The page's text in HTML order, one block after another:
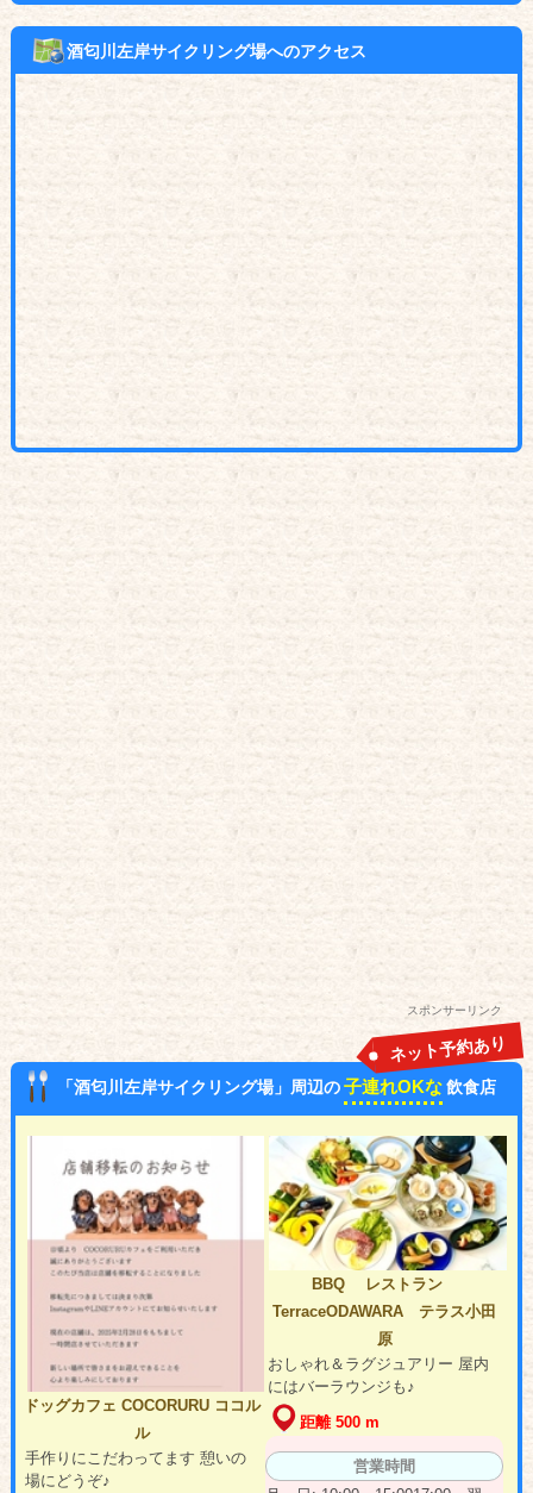
酒匂川左岸サイクリング場へのアクセス
スポンサーリンク
「酒匂川左岸サイクリング場」周辺の子連れOKな 飲食店
ネット予約あり
ドッグカフェ COCORURU ココル
ル
手作りにこだわってます 憩いの
場にどうぞ♪
BBQ レストラン
TerraceODAWARA テラス小田
原
おしゃれ＆ラグジュアリー 屋内
にはバーラウンジも♪
距離 500 m
営業時間